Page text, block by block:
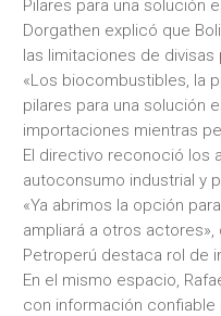
Pilares para una solución
Dorgathen explicó que
las limitaciones de divisas
«Los biocombustibles, la
pilares para una solución
importaciones mientras
El directivo reconoció los
autoconsumo industrial y
«Ya abrimos la opción
ampliará a otros actores»,
Petroperú destaca rol de
En el mismo espacio,
con información